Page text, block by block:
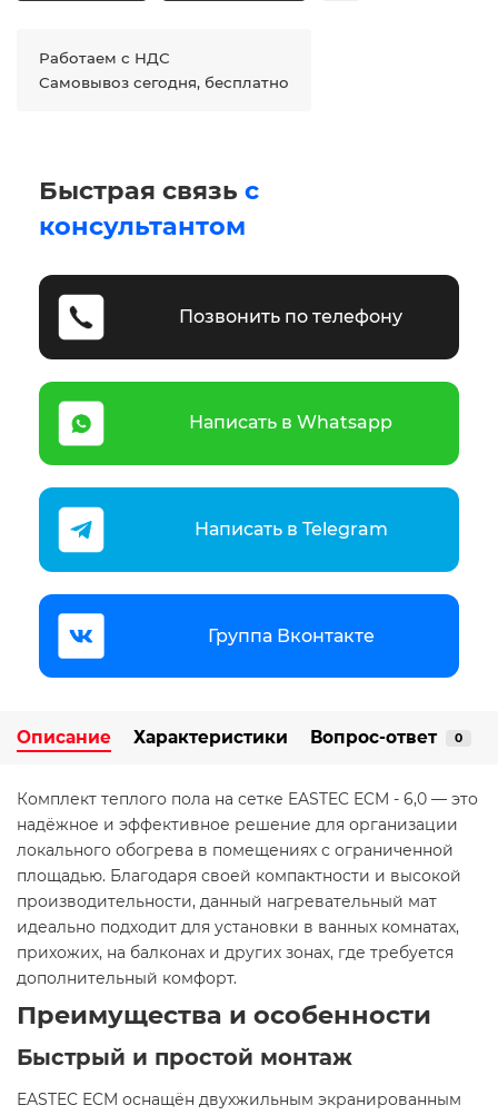
Работаем с НДС
Самовывоз сегодня, бесплатно
Быстрая связь с
консультантом
Позвонить по телефону
Написать в Whatsapp
Написать в Telegram
Группа Вконтакте
Описание Характеристики Вопрос-ответ 0
Комплект теплого пола на сетке EASTEC ECM - 6,0 — это
надёжное и эффективное решение для организации
локального обогрева в помещениях с ограниченной
площадью. Благодаря своей компактности и высокой
производительности, данный нагревательный мат
идеально подходит для установки в ванных комнатах,
прихожих, на балконах и других зонах, где требуется
дополнительный комфорт.​
Преимущества и особенности
Быстрый и простой монтаж
EASTEC ECM оснащён двухжильным экранированным